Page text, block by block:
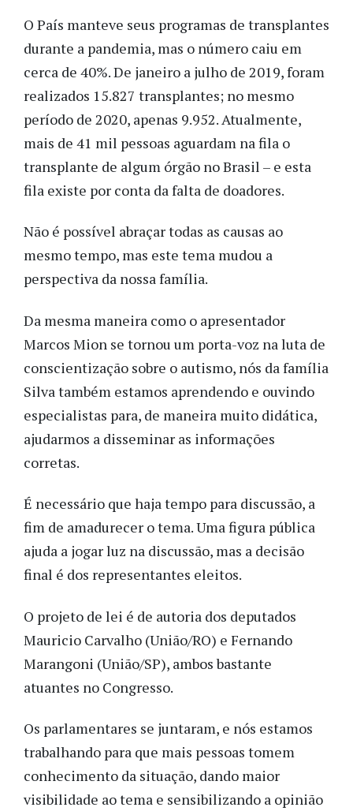
O País manteve seus programas de transplantes
durante a pandemia, mas o número caiu em
cerca de 40%. De janeiro a julho de 2019, foram
realizados 15.827 transplantes; no mesmo
período de 2020, apenas 9.952. Atualmente,
mais de 41 mil pessoas aguardam na fila o
transplante de algum órgão no Brasil – e esta
fila existe por conta da falta de doadores.
Não é possível abraçar todas as causas ao
mesmo tempo, mas este tema mudou a
perspectiva da nossa família.
Da mesma maneira como o apresentador
Marcos Mion se tornou um porta-voz na luta de
conscientização sobre o autismo, nós da família
Silva também estamos aprendendo e ouvindo
especialistas para, de maneira muito didática,
ajudarmos a disseminar as informações
corretas.
É necessário que haja tempo para discussão, a
fim de amadurecer o tema. Uma figura pública
ajuda a jogar luz na discussão, mas a decisão
final é dos representantes eleitos.
O projeto de lei é de autoria dos deputados
Mauricio Carvalho (União/RO) e Fernando
Marangoni (União/SP), ambos bastante
atuantes no Congresso.
Os parlamentares se juntaram, e nós estamos
trabalhando para que mais pessoas tomem
conhecimento da situação, dando maior
visibilidade ao tema e sensibilizando a opinião